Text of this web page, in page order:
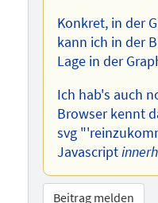
Konkret, in der
kann ich in der
Lage in der
Ich hab's auch
Browser kennt
svg
Javascript
Beitrag melden